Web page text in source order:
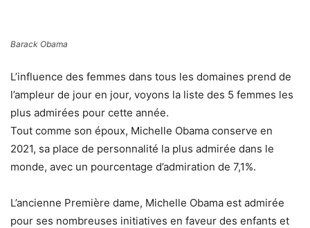
Barack Obama
L’influence des femmes dans tous les domaines prend de
l’ampleur de jour en jour, voyons la liste des 5 femmes les
plus admirées pour cette année.
Tout comme son époux, Michelle Obama conserve en
2021, sa place de personnalité la plus admirée dans le
monde, avec un pourcentage d’admiration de 7,1%.
L’ancienne Première dame, Michelle Obama est admirée
pour ses nombreuses initiatives en faveur des enfants et